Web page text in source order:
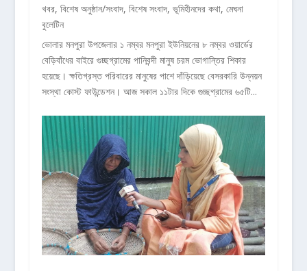
খবর, বিশেষ অনুষ্ঠান/সংবাদ, বিশেষ সংবাদ, ভূমিহীনদের কথা, মেঘনা
বুলেটিন
ভোলার মনপুরা উপজেলার ১ নম্বর মনপুরা ইউনিয়নের ৮ নম্বর ওয়ার্ডের
বেড়িবাঁধের বাইরে গুচ্ছগ্রামের পানিবন্দী মানুষ চরম ভোগান্তির শিকার
হয়েছে। ক্ষতিগ্রস্ত পরিবারের মানুষের পাশে দাঁড়িয়েছে বেসরকারি উন্নয়ন
সংস্থা কোস্ট ফাউন্ডেশন। আজ সকাল ১১টার দিকে গুচ্ছগ্রামের ৬৫টি...